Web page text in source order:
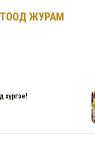
ЖУРАМ
хүргэе!